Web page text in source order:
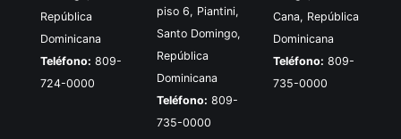
República
Dominicana
Teléfono: 809-
724-0000
piso 6, Piantini,
Santo Domingo,
República
Dominicana
Teléfono: 809-
735-0000
Cana, República
Dominicana
Teléfono: 809-
735-0000